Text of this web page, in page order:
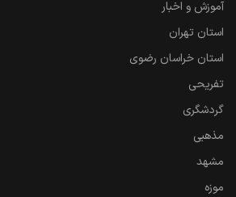
آموزش و اخبار
استان تهران
استان خراسان رضوی
تفریحی
گردشگری
مذهبی
مشهد
موزه